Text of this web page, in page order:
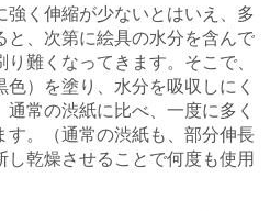
く伸縮が少ないとはいえ、多
と、次第に絵具の水分を含んで
難くなってきます。そこで、
）を塗り、水分を吸収しにく
常の渋紙に比べ、一度に多く
す。（通常の渋紙も、部分伸長
し乾燥させることで何度も使用